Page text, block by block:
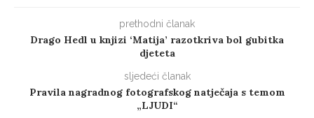
prethodni članak
Drago Hedl u knjizi ‘Matija’ razotkriva bol gubitka
djeteta
sljedeći članak
Pravila nagradnog fotografskog natječaja s temom
„LJUDI“